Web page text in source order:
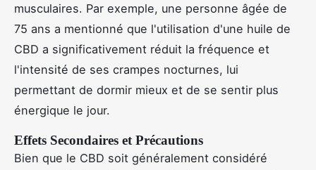
musculaires. Par exemple, une personne âgée de
75 ans a mentionné que l'utilisation d'une huile de
CBD a significativement réduit la fréquence et
l'intensité de ses crampes nocturnes, lui
permettant de dormir mieux et de se sentir plus
énergique le jour.
Effets Secondaires et Précautions
Bien que le CBD soit généralement considéré